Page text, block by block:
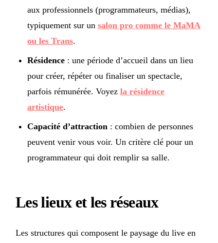
aux professionnels (programmateurs, médias),
typiquement sur un salon pro comme le MaMA
ou les Trans.
Résidence : une période d’accueil dans un lieu
pour créer, répéter ou finaliser un spectacle,
parfois rémunérée. Voyez la résidence
artistique.
Capacité d’attraction : combien de personnes
peuvent venir vous voir. Un critère clé pour un
programmateur qui doit remplir sa salle.
Les lieux et les réseaux
Les structures qui composent le paysage du live en